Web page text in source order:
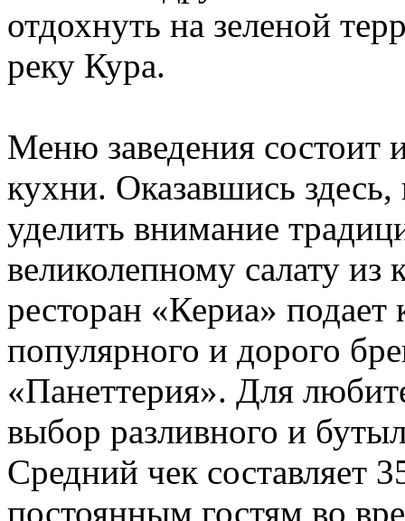
отдохнуть на зеленой
реку Кура.
Меню заведения состоит
кухни. Оказавшись
уделить внимание
великолепному салату из
ресторан «Кериа» подает
популярного и дорого
«Панеттерия». Для
выбор разливного и
Средний чек составляет
постоянным гостям во